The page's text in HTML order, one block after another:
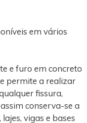
em vários
e furo em concreto
permite a realizar
fissura,
conserva-se a
vigas e bases